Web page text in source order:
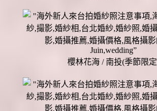
櫻林花海 / 南投(季節限